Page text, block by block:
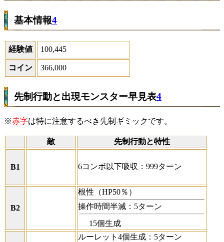
基本情報4
経験値 100,445
コイン 366,000
先制行動と出現モンスター早見表4
※赤字は特に注意するべき先制ギミックです。
敵 先制行動と特性
B1 6コンボ以下吸収：999ターン
B2
根性（HP50％）
操作時間半減：5ターン
15個生成
ルーレット4個生成：5ターン